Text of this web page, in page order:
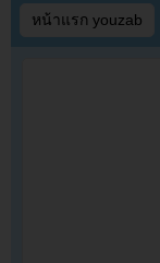
หน้าแรก youzab